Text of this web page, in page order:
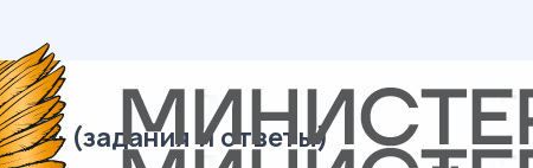
(задания и ответы)